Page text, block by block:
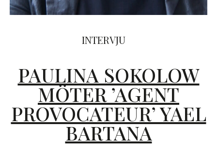
INTERVJU
PAULINA SOKOLOW
MÖTER ’AGENT
PROVOCATEUR’ YAEL
BARTANA